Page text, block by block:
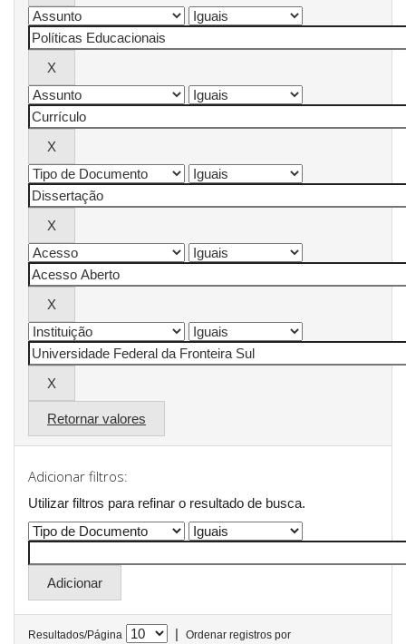
Retornar valores
Adicionar filtros:
Utilizar filtros para refinar o resultado de busca.
Resultados/Página |
Ordenar registros por